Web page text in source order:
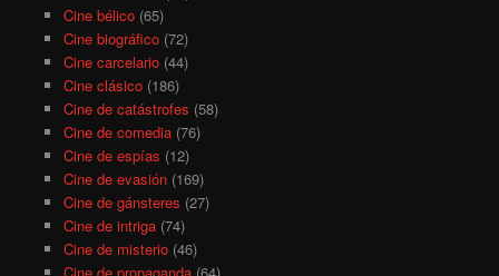
Cine bélico(65)
Cine biográfico(72)
Cine carcelario(44)
Cine clásico(186)
Cine de catástrofes (58)
Cine de comedia(76)
Cine de espías (12)
Cine de evasión(169)
Cine de gánsteres (27)
Cine de intriga(74)
Cine de misterio(46)